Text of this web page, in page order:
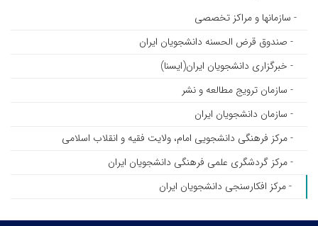
- سازمانها و مراکز تخصصی
- صندوق قرض الحسنه دانشجویان ایران
- خبرگزاری دانشجویان ایران(ایسنا)
- سازمان ترویج مطالعه و نشر
- سازمان دانشجویان ایران
- مرکز فرهنگی دانشجویی امام، ولایت فقیه و انقلاب اسلامی
- مرکز گردشگری علمی فرهنگی دانشجویان ایران
- مرکز افکارسنجی دانشجویان ایران